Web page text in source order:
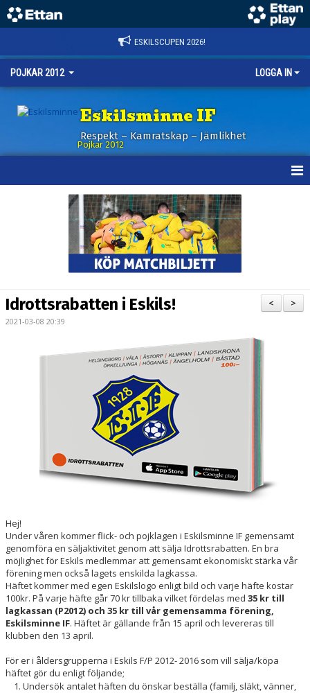
ESKILSCUPEN 2026!
POJKAR 2012 LOGGA IN
Eskilsminne IF
Respekt – Kamratskap – Jämlikhet
Pojkar 2012
TRUPPEN
APP FÖR KALLELSER, KONTAKTER ETC
>
<
Idrottsrabatten i Eskils!
2021-03-08 20:39
Hej!
Under våren kommer flick- och pojklagen i Eskilsminne IF gemensamt
genomföra en säljaktivitet genom att sälja Idrottsrabatten. En bra
möjlighet för Eskils medlemmar att gemensamt ekonomiskt stärka vår
förening men också lagets enskilda lagkassa.
Häftet kommer med egen Eskilslogo enligt bild och varje häfte kostar
100kr. På varje häfte går 70 kr tillbaka vilket fördelas med 35 kr till
lagkassan (P2012) och 35 kr till vår gemensamma förening,
Eskilsminne IF. Häftet är gällande från 15 april och levereras till
klubben den 13 april.
För er i åldersgrupperna i Eskils F/P 2012- 2016 som vill sälja/köpa
häftet gör du enligt följande;
Undersök antalet häften du önskar beställa (familj, släkt, vänner,